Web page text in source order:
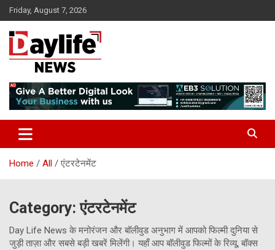
Skip
to
content
Friday, August 7, 2026
daylifenews
Home All एंटरटेनमेंट
Category:एंटरटेनमेंट
Day Life News के मनोरंजन और बॉलीवुड अनुभाग में आपको फिल्मी दुनिया से
जुड़ी ताज़ा और सबसे बड़ी खबरें मिलेंगी। यहाँ आप बॉलीवुड फिल्मों के रिव्यू, बॉक्स